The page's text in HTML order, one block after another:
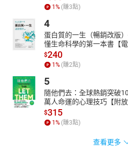
1% (賺3點)
4
蛋白質的一生（暢銷改版
懂生命科學的第一本書【電
$240
1% (賺2點)
5
隨他們去：全球熱銷突破
萬人命運的心理技巧【附
書】
$315
1% (賺3點)
查看更多